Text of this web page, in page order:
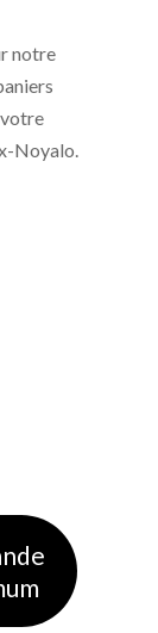
notre
Noyalo.